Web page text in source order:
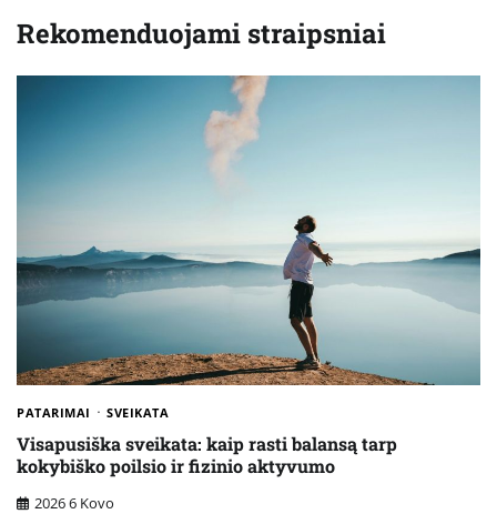
Rekomenduojami straipsniai
PATARIMAI SVEIKATA
Visapusiška sveikata: kaip rasti balansą tarp
kokybiško poilsio ir fizinio aktyvumo
2026 6 Kovo